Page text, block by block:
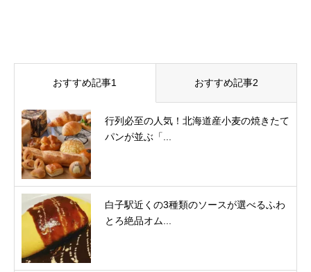
おすすめ記事1 おすすめ記事2
行列必至の人気！北海道産小麦の焼きたて
パンが並ぶ「...
白子駅近くの3種類のソースが選べるふわ
とろ絶品オム...